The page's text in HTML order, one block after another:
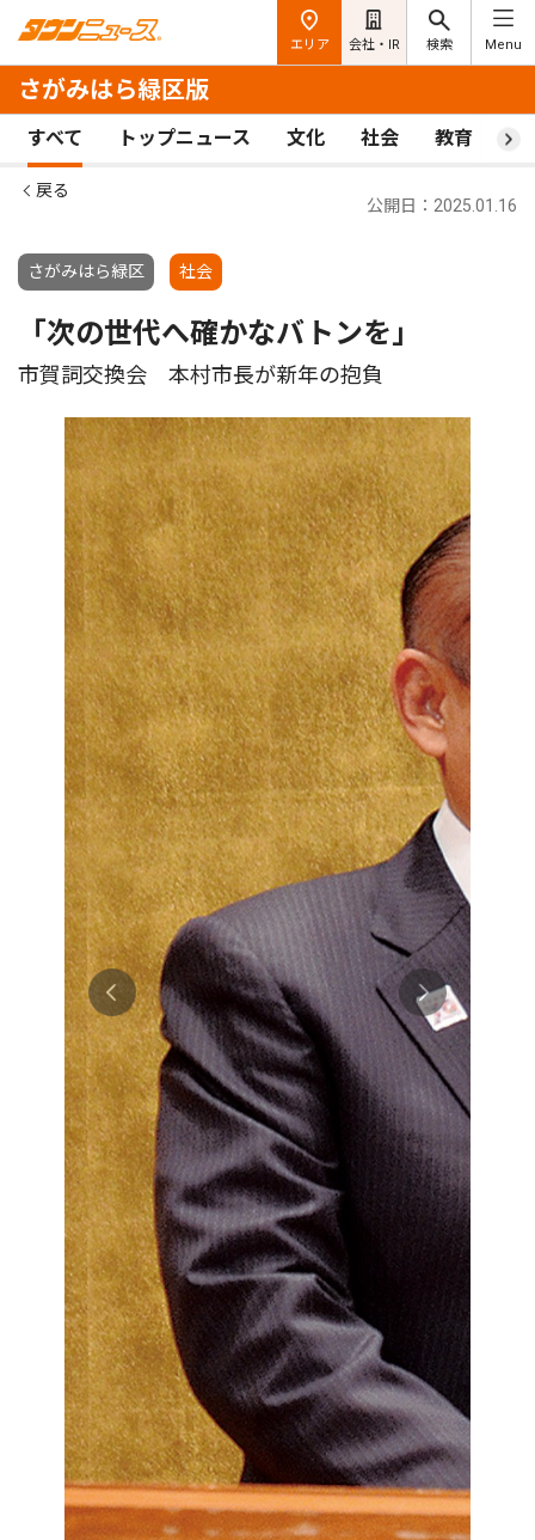
エリア 会社・IR 検索 Menu
さがみはら緑区版
すべて トップニュース 文化 社会 教育 ス
戻る
さがみはら緑区 社会
公開日：2025.01.16
「次の世代へ確かなバトンを」
市賀詞交換会 本村市長が新年の抱負